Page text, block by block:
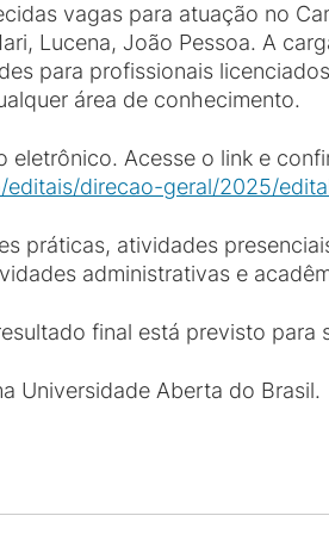
vagas para atuação no
Lucena, João Pessoa. A
para profissionais
área de conhecimento.
eletrônico. Acesse o link e
direcao-geral/2025/
práticas, atividades
administrativas e
final está previsto
Universidade Aberta do Brasil.